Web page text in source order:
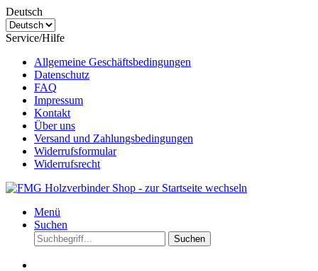
Deutsch
Service/Hilfe
Allgemeine Geschäftsbedingungen
Datenschutz
FAQ
Impressum
Kontakt
Über uns
Versand und Zahlungsbedingungen
Widerrufsformular
Widerrufsrecht
Menü
Suchen
Suchen